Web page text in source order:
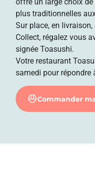
plus traditionnelles
Sur place, en
Collect, régalez vous
signée Toasushi.
Votre restaurant
samedi pour répondre
Commander